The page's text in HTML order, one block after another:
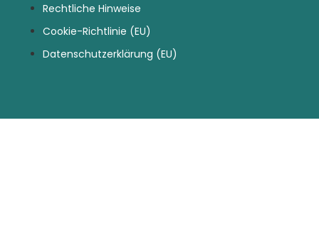
Rechtliche Hinweise
Cookie-Richtlinie (EU)
Datenschutzerklärung (EU)